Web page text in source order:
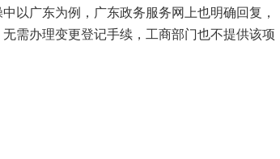
以广东为例，广东政务服务网上也明确回复，
需办理变更登记手续，工商部门也不提供该项